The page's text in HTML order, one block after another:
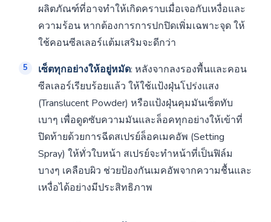
ผลิตภัณฑ์ที่อาจทำให้เกิดคราบเมื่อเจอกับเหงื่อและ
ความร้อน หากต้องการการปกปิดเพิ่มเฉพาะจุด ให้
ใช้คอนซีลเลอร์แต้มเสริมจะดีกว่า
เซ็ตทุกอย่างให้อยู่หมัด: หลังจากลงรองพื้นและคอน
ซีลเลอร์เรียบร้อยแล้ว ให้ใช้แป้งฝุ่นโปร่งแสง
(Translucent Powder) หรือแป้งฝุ่นคุมมันเซ็ตทับ
เบาๆ เพื่อดูดซับความมันและล็อคทุกอย่างให้เข้าที่
ปิดท้ายด้วยการฉีดสเปรย์ล็อคเมคอัพ (Setting
Spray) ให้ทั่วใบหน้า สเปรย์จะทำหน้าที่เป็นฟิล์ม
บางๆ เคลือบผิว ช่วยป้องกันเมคอัพจากความชื้นและ
เหงื่อได้อย่างมีประสิทธิภาพ